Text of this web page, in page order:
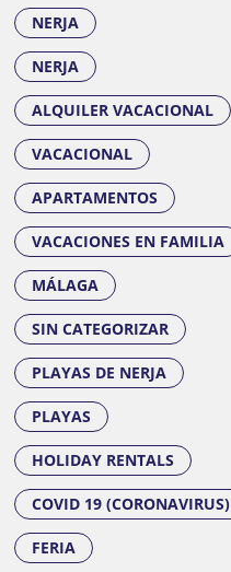
NERJA
NERJA
ALQUILER VACACIONAL
VACACIONAL
APARTAMENTOS
VACACIONES EN FAMILIA
MÁLAGA
SIN CATEGORIZAR
PLAYAS DE NERJA
PLAYAS
HOLIDAY RENTALS
COVID 19 (CORONAVIRUS)
FERIA